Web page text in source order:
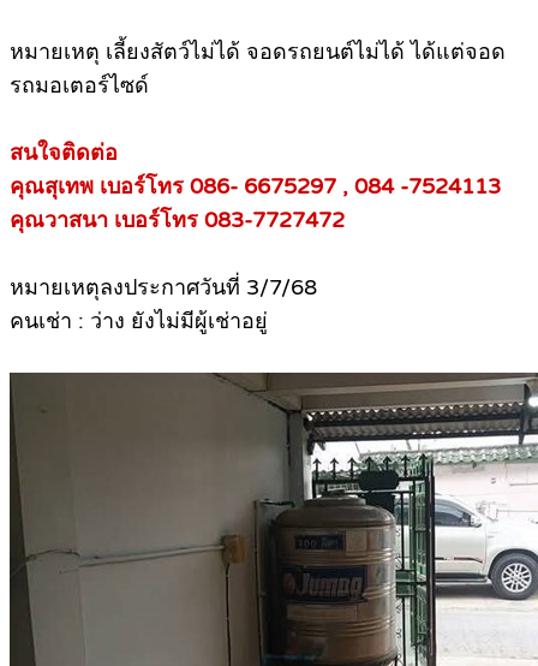
หมายเหตุ เลี้ยงสัตว์ไม่ได้ จอดรถยนต์ไม่ได้ ได้แต่จอด
รถมอเตอร์ไซด์
สนใจติดต่อ
คุณสุเทพ เบอร์โทร 086- 6675297 , 084 -7524113
คุณวาสนา เบอร์โทร 083-7727472
หมายเหตุลงประกาศวันที่ 3/7/68
คนเช่า : ว่าง ยังไม่มีผู้เช่าอยู่